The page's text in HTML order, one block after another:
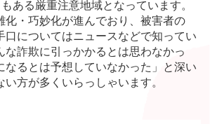
ある厳重注意地域となっています。
化・巧妙化が進んでおり、被害者の
口についてはニュースなどで知ってい
な詐欺に引っかかるとは思わなかっ
なるとは予想していなかった」と深い
方が多くいらっしゃいます。